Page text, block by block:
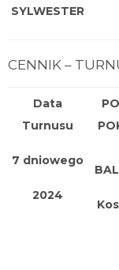
SYLWESTER
CENNIK –
Data
Turnusu
7 dniowego
2024